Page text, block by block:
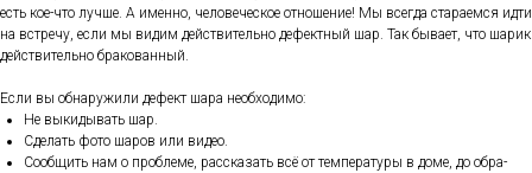
есть кое-что луч­ше. А имен­но, че­лове­чес­кое от­но­шение! Мы всег­да ста­ра­ем­ся ид­ти
на встре­чу, ес­ли мы ви­дим дей­стви­тель­но де­фек­тный шар. Так бы­ва­ет, что ша­рик
дей­стви­тель­но бра­кован­ный.
Ес­ли вы об­на­ружи­ли де­фект ша­ра не­об­хо­димо:
Не вы­киды­вать шар.
Сде­лать фо­то ша­ров или ви­део.
Со­об­щить нам о проб­ле­ме, рас­ска­зать всё от тем­пе­рату­ры в до­ме, до об­ра­